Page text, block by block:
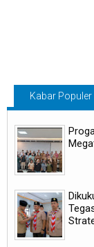
Kabar Populer